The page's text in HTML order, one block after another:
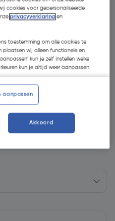
205,79
cookies voor gepersonaliseerde
privacyverklaring en
toestemming om alle cookies te
plaatsen wij alleen functionele en
kun je zelf instellen welke
kun je altijd weer aanpassen.
aanpassen
Akkoord